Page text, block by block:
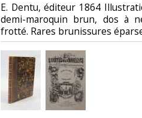
‎E. Dentu, éditeur 1864
demi-maroquin brun, dos à
frotté. Rares brunissures